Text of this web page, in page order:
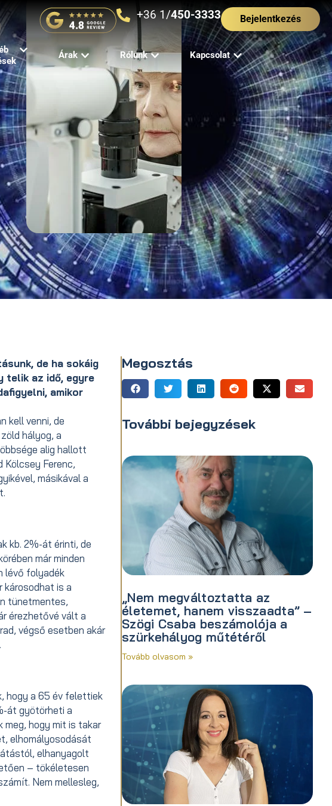
+36 1/450-3333 Bejelentkezés
Árak Rólunk Kapcsolat
de ha sokáig
telik az idő, egyre
amikor
kell venni, de
hályog, a
alig hallott
Kölcsey Ferenc,
másikával a
kb. 2%-át érinti, de
már minden
lévő folyadék
károsodhat is a
tünetmentes,
érezhetővé vált a
végső esetben akár
hogy a 65 év felettiek
át gyötörheti a
meg, hogy mit is takar
elhomályosodását
elhanyagolt
– tökéletesen
Nem mellesleg,
Megosztás
További bejegyzések
„Nem megváltoztatta az
életemet, hanem visszaadta” –
Szögi Csaba beszámolója a
szürkehályog műtétéről
Tovább olvasom »